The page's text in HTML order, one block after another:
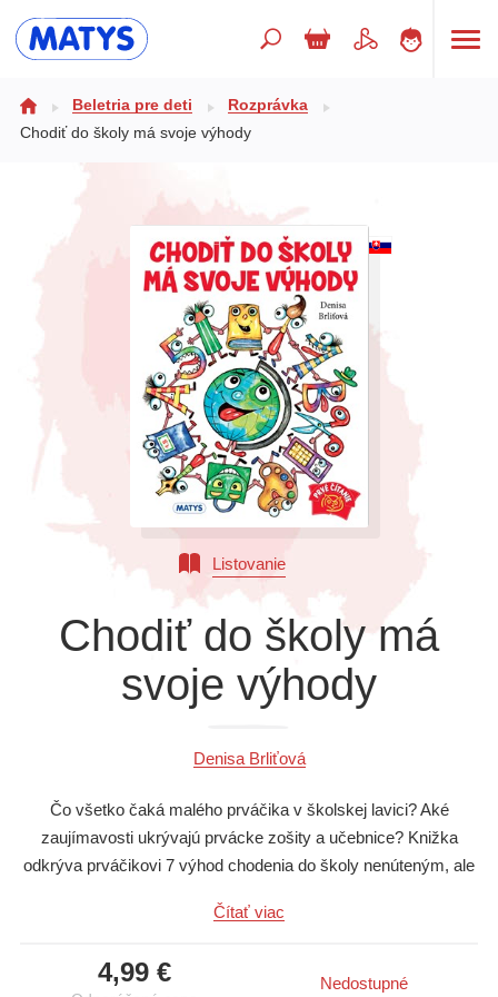
Populárno - náučné pre deti
Výchova a pedagogika
Všetky kategórie
Beletria pre deti
Rozprávka
Chodiť do školy má svoje výhody
Listovanie
Chodiť do školy má
svoje výhody
Denisa Brliťová
Čo všetko čaká malého prváčika v školskej lavici? Aké
zaujímavosti ukrývajú prvácke zošity a učebnice? Knižka
odkrýva prváčikovi 7 výhod chodenia do školy nenúteným, ale
myslieť, 2. naučí sa o rastlinkách a stromoch, 3. naučí sa o
období, 5. naučí sa o hygiene, zdraví a zdravej výžive, 6. naučí
Čítať viac
4,99 € Nedostupné